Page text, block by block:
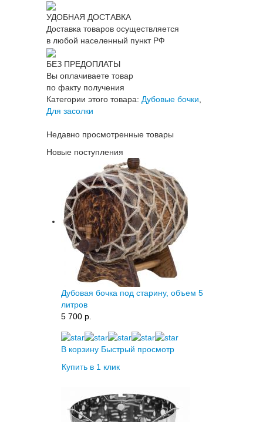
УДОБНАЯ ДОСТАВКА
Доставка товаров осуществляется
в любой населенный пункт РФ
БЕЗ ПРЕДОПЛАТЫ
Вы оплачиваете товар
по факту получения
Категории этого товара: Дубовые бочки
Для засолки
Недавно просмотренные товары
Новые поступления
Дубовая бочка под старину, объем 5
литров
5 700 p.
В корзину Быстрый просмотр
Купить в 1 клик